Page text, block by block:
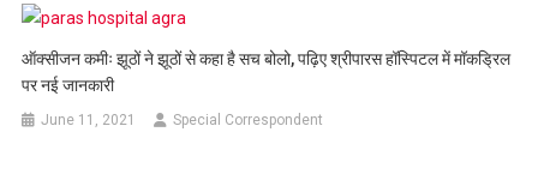
ऑक्सीजन कमीः झूठों ने झूठों से कहा है सच बोलो, पढ़िए श्रीपारस हॉस्पिटल में मॉकड्रिल
पर नई जानकारी
June 11, 2021 Special Correspondent